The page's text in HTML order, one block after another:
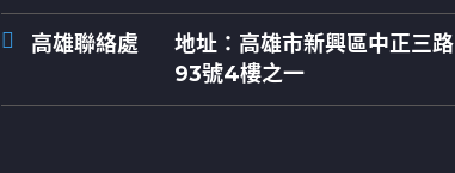
高雄聯絡處 地址： 高雄市新興區中正三路
93號4樓之一